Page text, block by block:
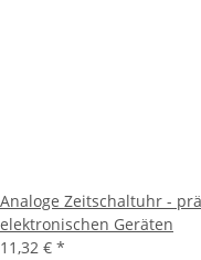
Analoge Zeitschaltuhr -
elektronischen Geräten
11,32 € *